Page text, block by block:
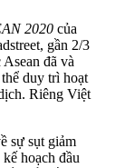
2020 của
gần 2/3
đã và
duy trì hoạt
Riêng Việt
sự sụt giảm
hoạch đầu